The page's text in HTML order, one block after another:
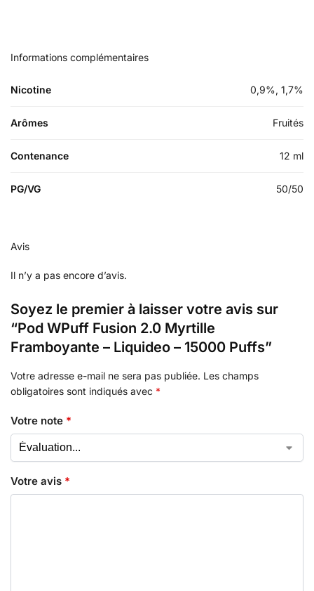
Informations complémentaires
Nicotine 0,9%, 1,7%
Arômes Fruités
Contenance 12 ml
PG/VG 50/50
Avis
Il n’y a pas encore d’avis.
Soyez le premier à laisser votre avis sur
“Pod WPuff Fusion 2.0 Myrtille
Framboyante – Liquideo – 15000 Puffs”
Votre adresse e-mail ne sera pas publiée. Les champs
obligatoires sont indiqués avec *
Votre note *
Votre avis *